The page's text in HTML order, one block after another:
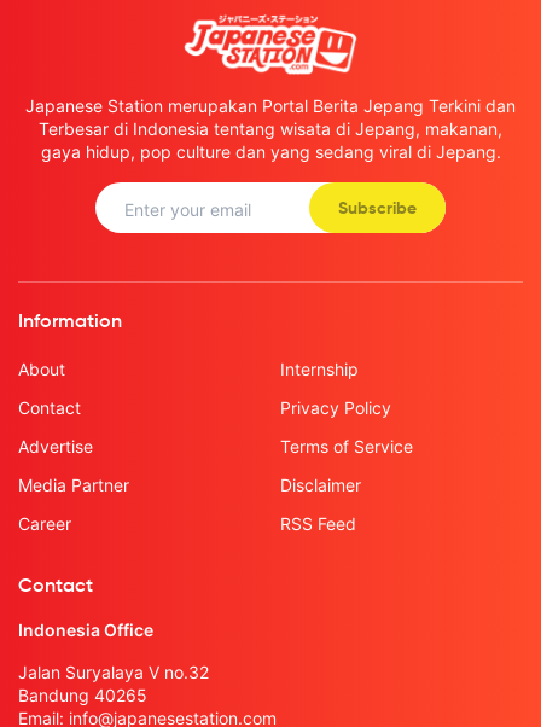
Japanese Station merupakan Portal Berita Jepang Terkini dan
Terbesar di Indonesia tentang wisata di Jepang, makanan,
gaya hidup, pop culture dan yang sedang viral di Jepang.
Subscribe
Information
About
Contact
Advertise
Media Partner
Career
Internship
Privacy Policy
Terms of Service
Disclaimer
RSS Feed
Contact
Indonesia Office
Jalan Suryalaya V no.32
Bandung 40265
Email: info@japanesestation.com